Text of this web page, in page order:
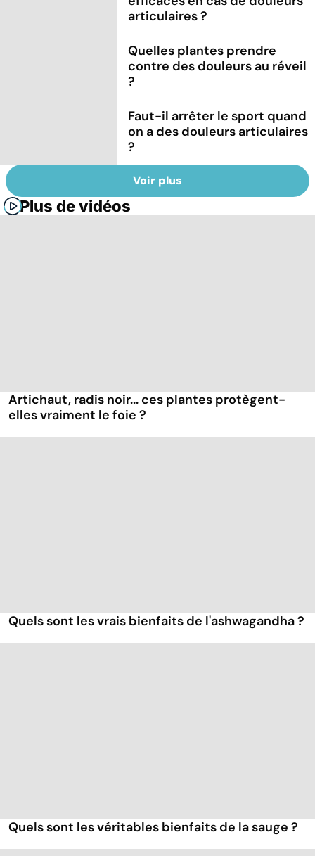
articulaires ?
Quelles plantes prendre
contre des douleurs au réveil
?
Faut-il arrêter le sport quand
on a des douleurs articulaires
?
Voir plus
Plus de vidéos
Artichaut, radis noir... ces plantes protègent-
elles vraiment le foie ?
Quels sont les vrais bienfaits de l'ashwagandha ?
Quels sont les véritables bienfaits de la sauge ?